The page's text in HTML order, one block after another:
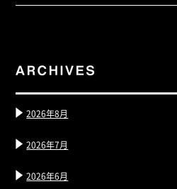
2026年8月
2026年7月
2026年6月